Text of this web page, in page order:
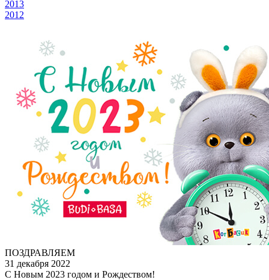
2013
2012
ПОЗДРАВЛЯЕМ
31 декабря 2022
С Новым 2023 годом и Рождеством!